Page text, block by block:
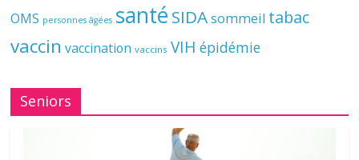
OMS personnes âgées santé SIDAsommeil tabac
vaccin vaccination vaccins VIH épidémie
Seniors